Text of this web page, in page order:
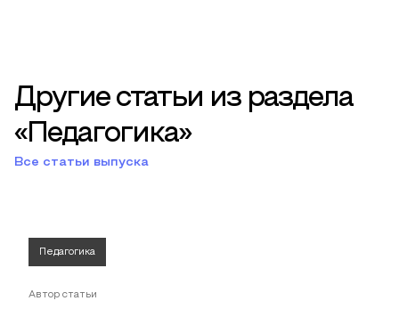
Другие статьи из раздела
«Педагогика»
Все статьи выпуска
Педагогика
Автор статьи